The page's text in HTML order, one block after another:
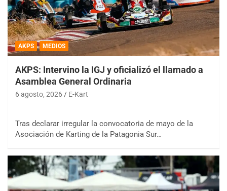
AKPS MEDIOS
AKPS: Intervino la IGJ y oficializó el llamado a
Asamblea General Ordinaria
6 agosto, 2026 E-Kart
Tras declarar irregular la convocatoria de mayo de la
Asociación de Karting de la Patagonia Sur…